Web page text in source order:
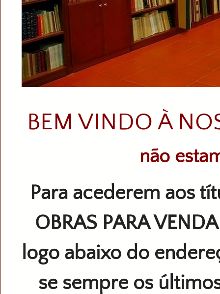
BEM VINDO À
não
Para acederem aos
OBRAS PARA
logo abaixo do
se sempre os